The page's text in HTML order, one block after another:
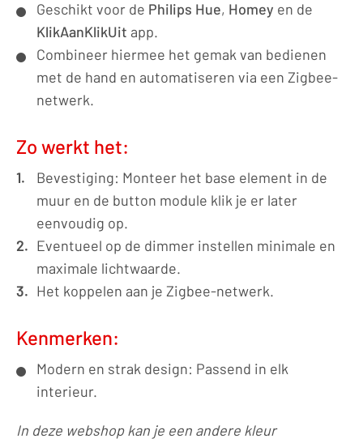
Geschikt voor de Philips Hue, Homey en de
KlikAanKlikUit app.
Combineer hiermee het gemak van bedienen
met de hand en automatiseren via een Zigbee-
netwerk.
Zo werkt het:
Bevestiging: Monteer het base element in de
muur en de button module klik je er later
eenvoudig op.
Eventueel op de dimmer instellen minimale en
maximale lichtwaarde.
Het koppelen aan je Zigbee-netwerk.
Kenmerken:
Modern en strak design: Passend in elk
interieur.
In deze webshop kan je een andere kleur